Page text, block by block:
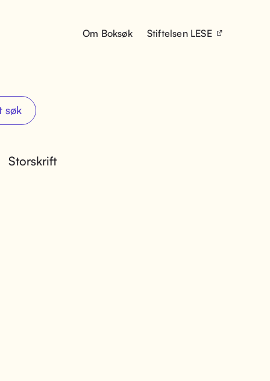
Om Boksøk Stiftelsen LESE
søk
Storskrift